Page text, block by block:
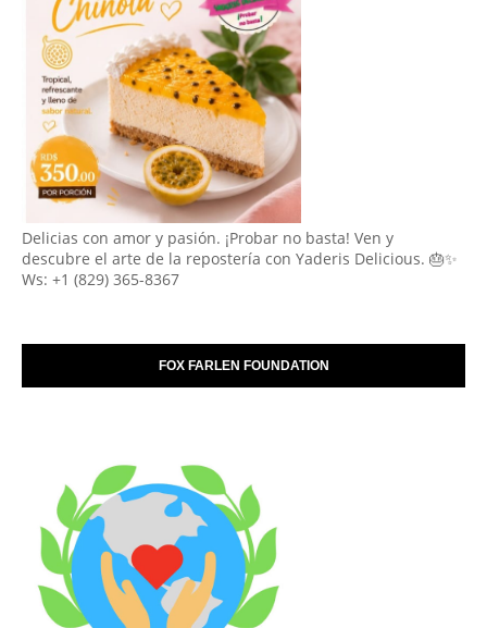
Delicias con amor y pasión. ¡Probar no basta! Ven y
descubre el arte de la repostería con Yaderis Delicious. 🎂✨
Ws: +1 (829) 365-8367
FOX FARLEN FOUNDATION